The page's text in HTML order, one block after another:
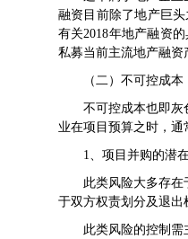
融资目前除了地产巨
有关2018年地产融资
私募当前主流地产融资
（二）不可控成本
不可控成本也即灰色
业在项目预算之时，
1、项目并购的潜在
此类风险大多存在于
于双方权责划分及退出
此类风险的控制需主